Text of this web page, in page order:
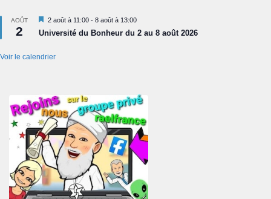
AOÛT
2
Mis
en
avant
2 août à 11:00 - 8 août à 13:00
Université du Bonheur du 2 au 8 août 2026
Voir le calendrier